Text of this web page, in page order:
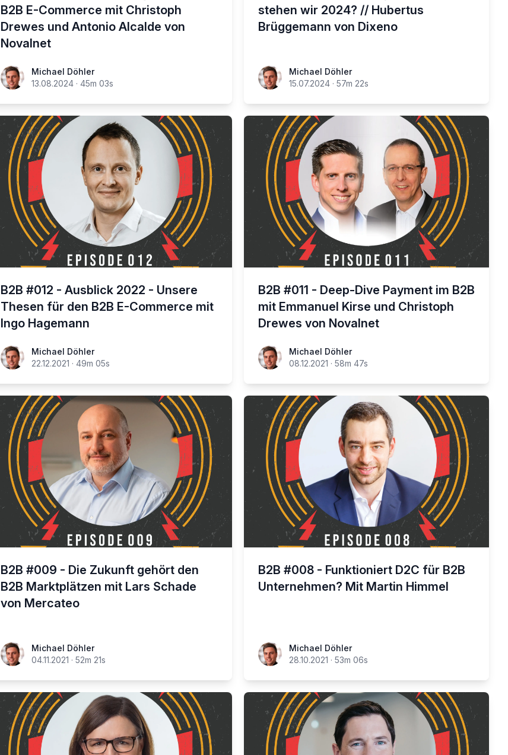
B2B E-Commerce mit Christoph
Drewes und Antonio Alcalde von
Novalnet
Michael Döhler
13.08.2024 · 45m 03s
stehen wir 2024? // Hubertus
Brüggemann von Dixeno
Michael Döhler
15.07.2024 · 57m 22s
B2B #012 - Ausblick 2022 - Unsere
Thesen für den B2B E-Commerce mit
Ingo Hagemann
Michael Döhler
22.12.2021 · 49m 05s
B2B #011 - Deep-Dive Payment im B2B
mit Emmanuel Kirse und Christoph
Drewes von Novalnet
Michael Döhler
08.12.2021 · 58m 47s
B2B #009 - Die Zukunft gehört den
B2B Marktplätzen mit Lars Schade
von Mercateo
Michael Döhler
04.11.2021 · 52m 21s
B2B #008 - Funktioniert D2C für B2B
Unternehmen? Mit Martin Himmel
Michael Döhler
28.10.2021 · 53m 06s